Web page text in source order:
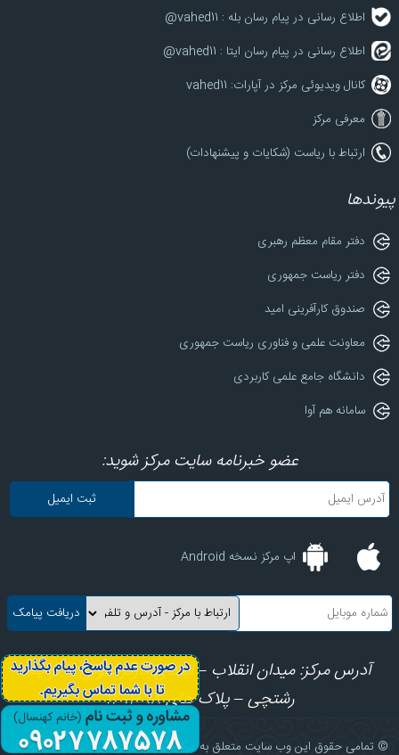
اطلاع رسانی در پیام رسان بله : vahed11@
اطلاع رسانی در پیام رسان ایتا : vahed11@
کانال ویدیوئی مرکز در آپارات: vahed11
معرفی مرکز
ارتباط با ریاست (شکایات و پیشنهادات)
پیوندها
دفتر مقام معظم رهبری
دفتر ریاست جمهوری
صندوق کارآفرینی امید
معاونت علمی و فناوری ریاست جمهوری
دانشگاه جامع علمی کاربردی
سامانه هم آوا
عضو خبرنامه سایت مرکز شوید:
اپ مرکز نسخه Android
آدرس مرکز: میدان انقلاب – ابتدای کارگرجنوبی – کوچه
رشتچی – پلاک های 8، 10، 12
© تمامی حقوق این وب سایت متعلق به مرکز آموزش علمی کاربردی فرهنگ و هنر